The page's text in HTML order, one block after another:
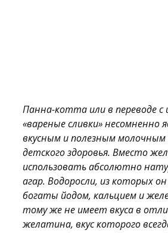
Панна-котта или в переводе с
«вареные сливки» несомненно
вкусным и полезным молочным
детского здоровья. Вместо
использовать абсолютно
агар. Водоросли, из которых
богаты йодом, кальцием и
тому же не имеет вкуса в
желатина, вкус которого